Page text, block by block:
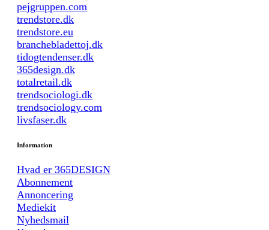
pejgruppen.com
trendstore.dk
trendstore.eu
branchebladettoj.dk
tidogtendenser.dk
365design.dk
totalretail.dk
trendsociologi.dk
trendsociology.com
livsfaser.dk
Information
Hvad er 365DESIGN
Abonnement
Annoncering
Mediekit
Nyhedsmail